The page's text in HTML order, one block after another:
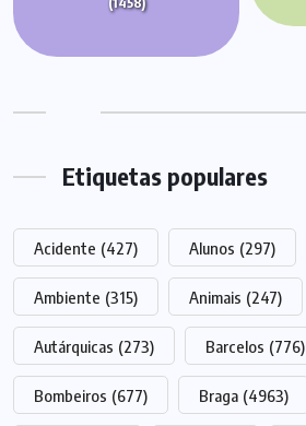
Etiquetas populares
Acidente (427) Alunos (297)
Ambiente (315) Animais (247)
Autárquicas (273) Barcelos (776)
Bombeiros (677) Braga (4963)